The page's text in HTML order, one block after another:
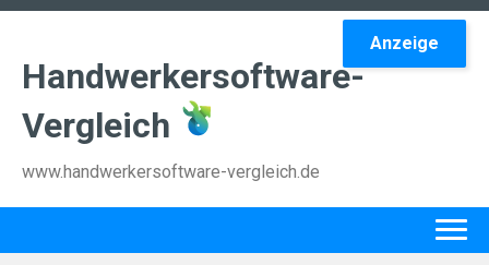
Anzeige
Handwerkersoftware-
Vergleich
www.handwerkersoftware-vergleich.de